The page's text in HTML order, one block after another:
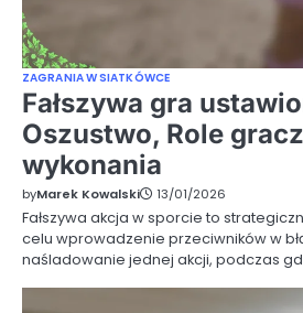
ZAGRANIA W SIATKÓWCE
Fałszywa gra
Oszustwo, Role
wykonania
byMarek Kowalski 13/01/2026
Fałszywa akcja w sporcie to
celu wprowadzenie przeciwników w
naśladowanie jednej akcji, podczas